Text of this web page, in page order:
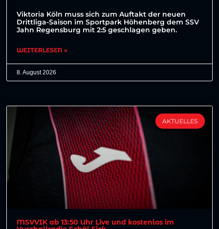
Viktoria Köln muss sich zum Auftakt der neuen
Drittliga-Saison im Sportpark Höhenberg dem SSV
Jahn Regensburg mit 2:5 geschlagen geben.
WEITERLESEN »
8. August 2026
AKTUELLES
MSVVIK ab 13:50 Uhr Live und kostenlos im